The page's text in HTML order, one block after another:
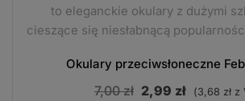
to eleganckie okulary z dużymi
cieszące się niesłabnącą
Okulary przeciwsłoneczne
7,00zł Pierwotna
2,99 zł Aktualna
(3,68 zł z